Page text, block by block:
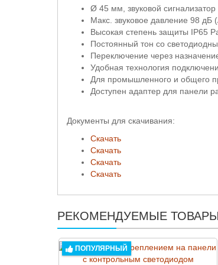
Ø 45 мм, звуковой
Макс. звуковое давление 98 дБ
Высокая степень защиты IP65
Постоянный тон со
Переключение через
Удобная технология
Для промышленного и общего
Доступен адаптер для панели
Документы для скачивания:
Скачать
Скачать
Скачать
Скачать
РЕКОМЕНДУЕМЫЕ ТОВАРЫ
ПОПУЛЯРНЫЙ